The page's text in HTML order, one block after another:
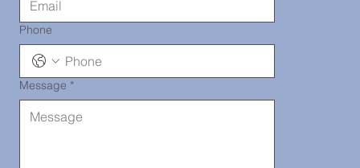
唐人街診所
Phone
Message *